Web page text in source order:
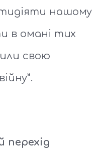
нашому
в омані тих
свою
перехід